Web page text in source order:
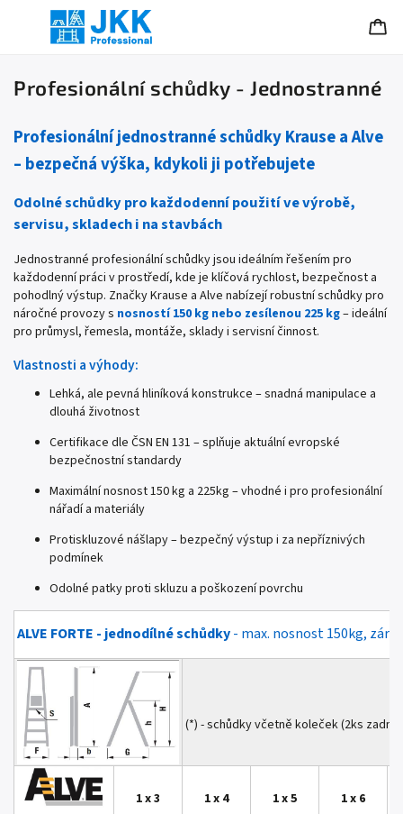
Profesionální schůdky - Jednostranné
Profesionální jednostranné schůdky Krause a Alve
– bezpečná výška, kdykoli ji potřebujete
Odolné schůdky pro každodenní použití ve výrobě,
servisu, skladech i na stavbách
Jednostranné profesionální schůdky jsou ideálním řešením pro
každodenní práci v prostředí, kde je klíčová rychlost, bezpečnost a
pohodlný výstup. Značky Krause a Alve nabízejí robustní schůdky pro
náročné provozy s nosností 150 kg nebo zesílenou 225 kg– ideální
pro průmysl, řemesla, montáže, sklady i servisní činnost.
Vlastnosti a výhody:
Lehká, ale pevná hliníková konstrukce – snadná manipulace a
dlouhá životnost
Certifikace dle ČSN EN 131 – splňuje aktuální evropské
bezpečnostní standardy
Maximální nosnost 150 kg a 225kg – vhodné i pro profesionální
nářadí a materiály
Protiskluzové nášlapy – bezpečný výstup i za nepříznivých
podmínek
Odolné patky proti skluzu a poškození povrchu
ALVE FORTE - jednodílné schůdky- max. nosnost 150kg,
(*) - schůdky včetně koleček (2ks zadní)
1 x 3 1 x 4 1 x 5 1x 6